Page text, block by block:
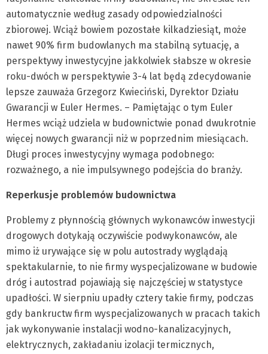
automatycznie według zasady odpowiedzialności
zbiorowej. Wciąż bowiem pozostałe kilkadziesiąt, może
nawet 90% firm budowlanych ma stabilną sytuację, a
perspektywy inwestycyjne jakkolwiek słabsze w okresie
roku-dwóch w perspektywie 3-4 lat będą zdecydowanie
lepsze zauważa Grzegorz Kwieciński, Dyrektor Działu
Gwarancji w Euler Hermes. – Pamiętając o tym Euler
Hermes wciąż udziela w budownictwie ponad dwukrotnie
więcej nowych gwarancji niż w poprzednim miesiącach.
Długi proces inwestycyjny wymaga podobnego:
rozważnego, a nie impulsywnego podejścia do branży.
Reperkusje problemów budownictwa
Problemy z płynnością głównych wykonawców inwestycji
drogowych dotykają oczywiście podwykonawców, ale
mimo iż urywające się w polu autostrady wyglądają
spektakularnie, to nie firmy wyspecjalizowane w budowie
dróg i autostrad pojawiają się najczęściej w statystyce
upadłości. W sierpniu upadły cztery takie firmy, podczas
gdy bankructw firm wyspecjalizowanych w pracach takich
jak wykonywanie instalacji wodno-kanalizacyjnych,
elektrycznych, zakładaniu izolacji termicznych,